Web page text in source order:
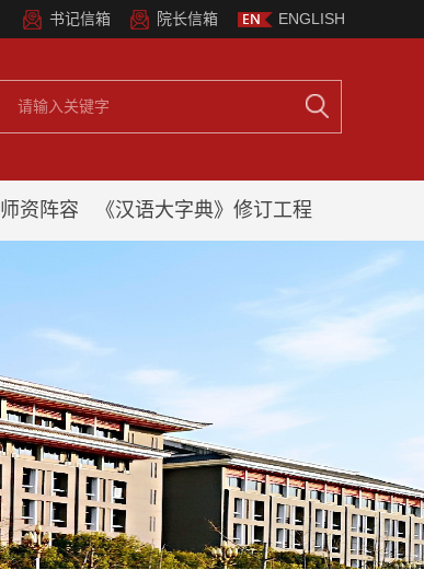
ENGLISH
院长信箱
书记信箱
师资阵容 《汉语大字典》修订工程